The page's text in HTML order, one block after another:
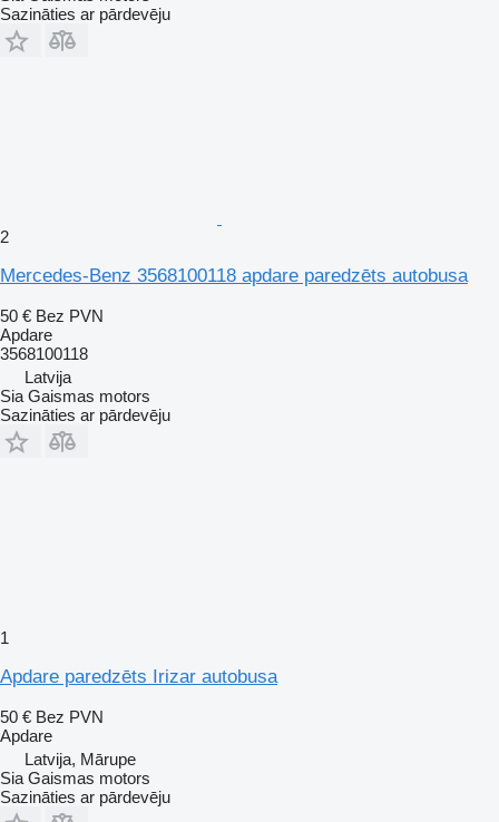
Sazināties ar pārdevēju
2
Mercedes-Benz 3568100118 apdare paredzēts autobusa
50 € Bez PVN
Apdare
3568100118
Latvija
Sia Gaismas motors
Sazināties ar pārdevēju
1
Apdare paredzēts Irizar autobusa
50 € Bez PVN
Apdare
Latvija, Mārupe
Sia Gaismas motors
Sazināties ar pārdevēju